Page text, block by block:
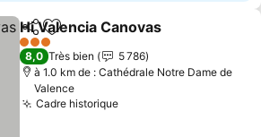
PartagerAjouter à mes favoris
Hi Valencia Canovas
3 Étoiles
8,0 Très bien
5 786
à 1.0 km de : Cathédrale Notre Dame de
Valence
Cadre historiqueConsulter les prix